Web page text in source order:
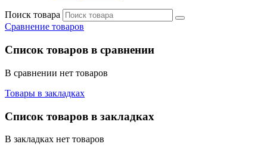
Поиск товара
Сравнение товаров
Список товаров в сравнении
В сравнении нет товаров
Товары в закладках
Список товаров в закладках
В закладках нет товаров